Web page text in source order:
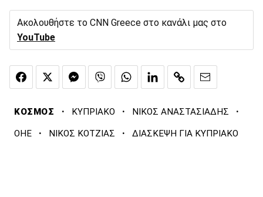
Ακολουθήστε το CNN Greece στο κανάλι μας στο
YouTube
ΚΟΣΜΟΣ · ΚΥΠΡΙΑΚΟ · ΝΙΚΟΣ ΑΝΑΣΤΑΣΙΑΔΗΣ ·
ΟΗΕ · ΝΙΚΟΣ ΚΟΤΖΙΑΣ · ΔΙΑΣΚΕΨΗ ΓΙΑ ΚΥΠΡΙΑΚΟ